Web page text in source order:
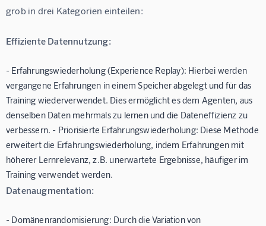
grob in drei Kategorien einteilen:
Effiziente Datennutzung:
- Erfahrungswiederholung (Experience Replay): Hierbei werden
vergangene Erfahrungen in einem Speicher abgelegt und für das
Training wiederverwendet. Dies ermöglicht es dem Agenten, aus
denselben Daten mehrmals zu lernen und die Dateneffizienz zu
verbessern. - Priorisierte Erfahrungswiederholung: Diese Methode
erweitert die Erfahrungswiederholung, indem Erfahrungen mit
höherer Lernrelevanz, z.B. unerwartete Ergebnisse, häufiger im
Training verwendet werden.
Datenaugmentation:
- Domänenrandomisierung: Durch die Variation von